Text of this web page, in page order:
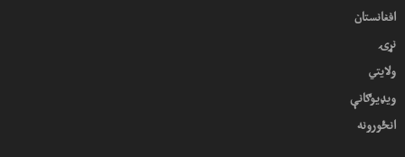
افغانستان
نړۍ
ولایتي
ویډیوګانې
انځورونه